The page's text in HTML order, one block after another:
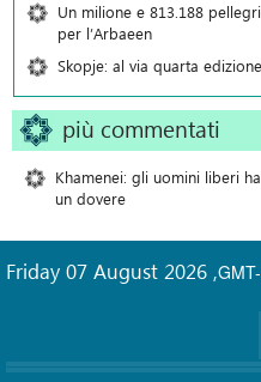
Un milione e 813.188
per l’Arbaeen
Skopje: al via quarta
più commentati
Khamenei: gli uomini liberi
un dovere
Friday 07 August 2026 ,